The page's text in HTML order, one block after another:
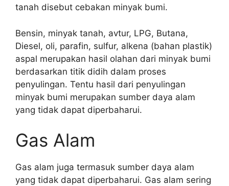
tanah disebut cebakan minyak bumi.
Bensin, minyak tanah, avtur, LPG, Butana,
Diesel, oli, parafin, sulfur, alkena (bahan plastik)
aspal merupakan hasil olahan dari minyak bumi
berdasarkan titik didih dalam proses
penyulingan. Tentu hasil dari penyulingan
minyak bumi merupakan sumber daya alam
yang tidak dapat diperbaharui.
Gas Alam
Gas alam juga termasuk sumber daya alam
yang tidak dapat diperbaharui. Gas alam sering